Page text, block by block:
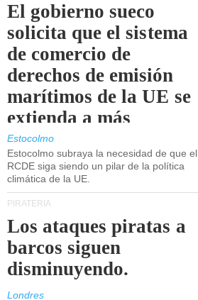
El gobierno sueco
solicita que el sistema
de comercio de
derechos de emisión
marítimos de la UE se
extienda a más
buques.
Estocolmo
Estocolmo subraya la necesidad de que el
RCDE siga siendo un pilar de la política
climática de la UE.
PIRATERÍA
Los ataques piratas a
barcos siguen
disminuyendo.
Londres